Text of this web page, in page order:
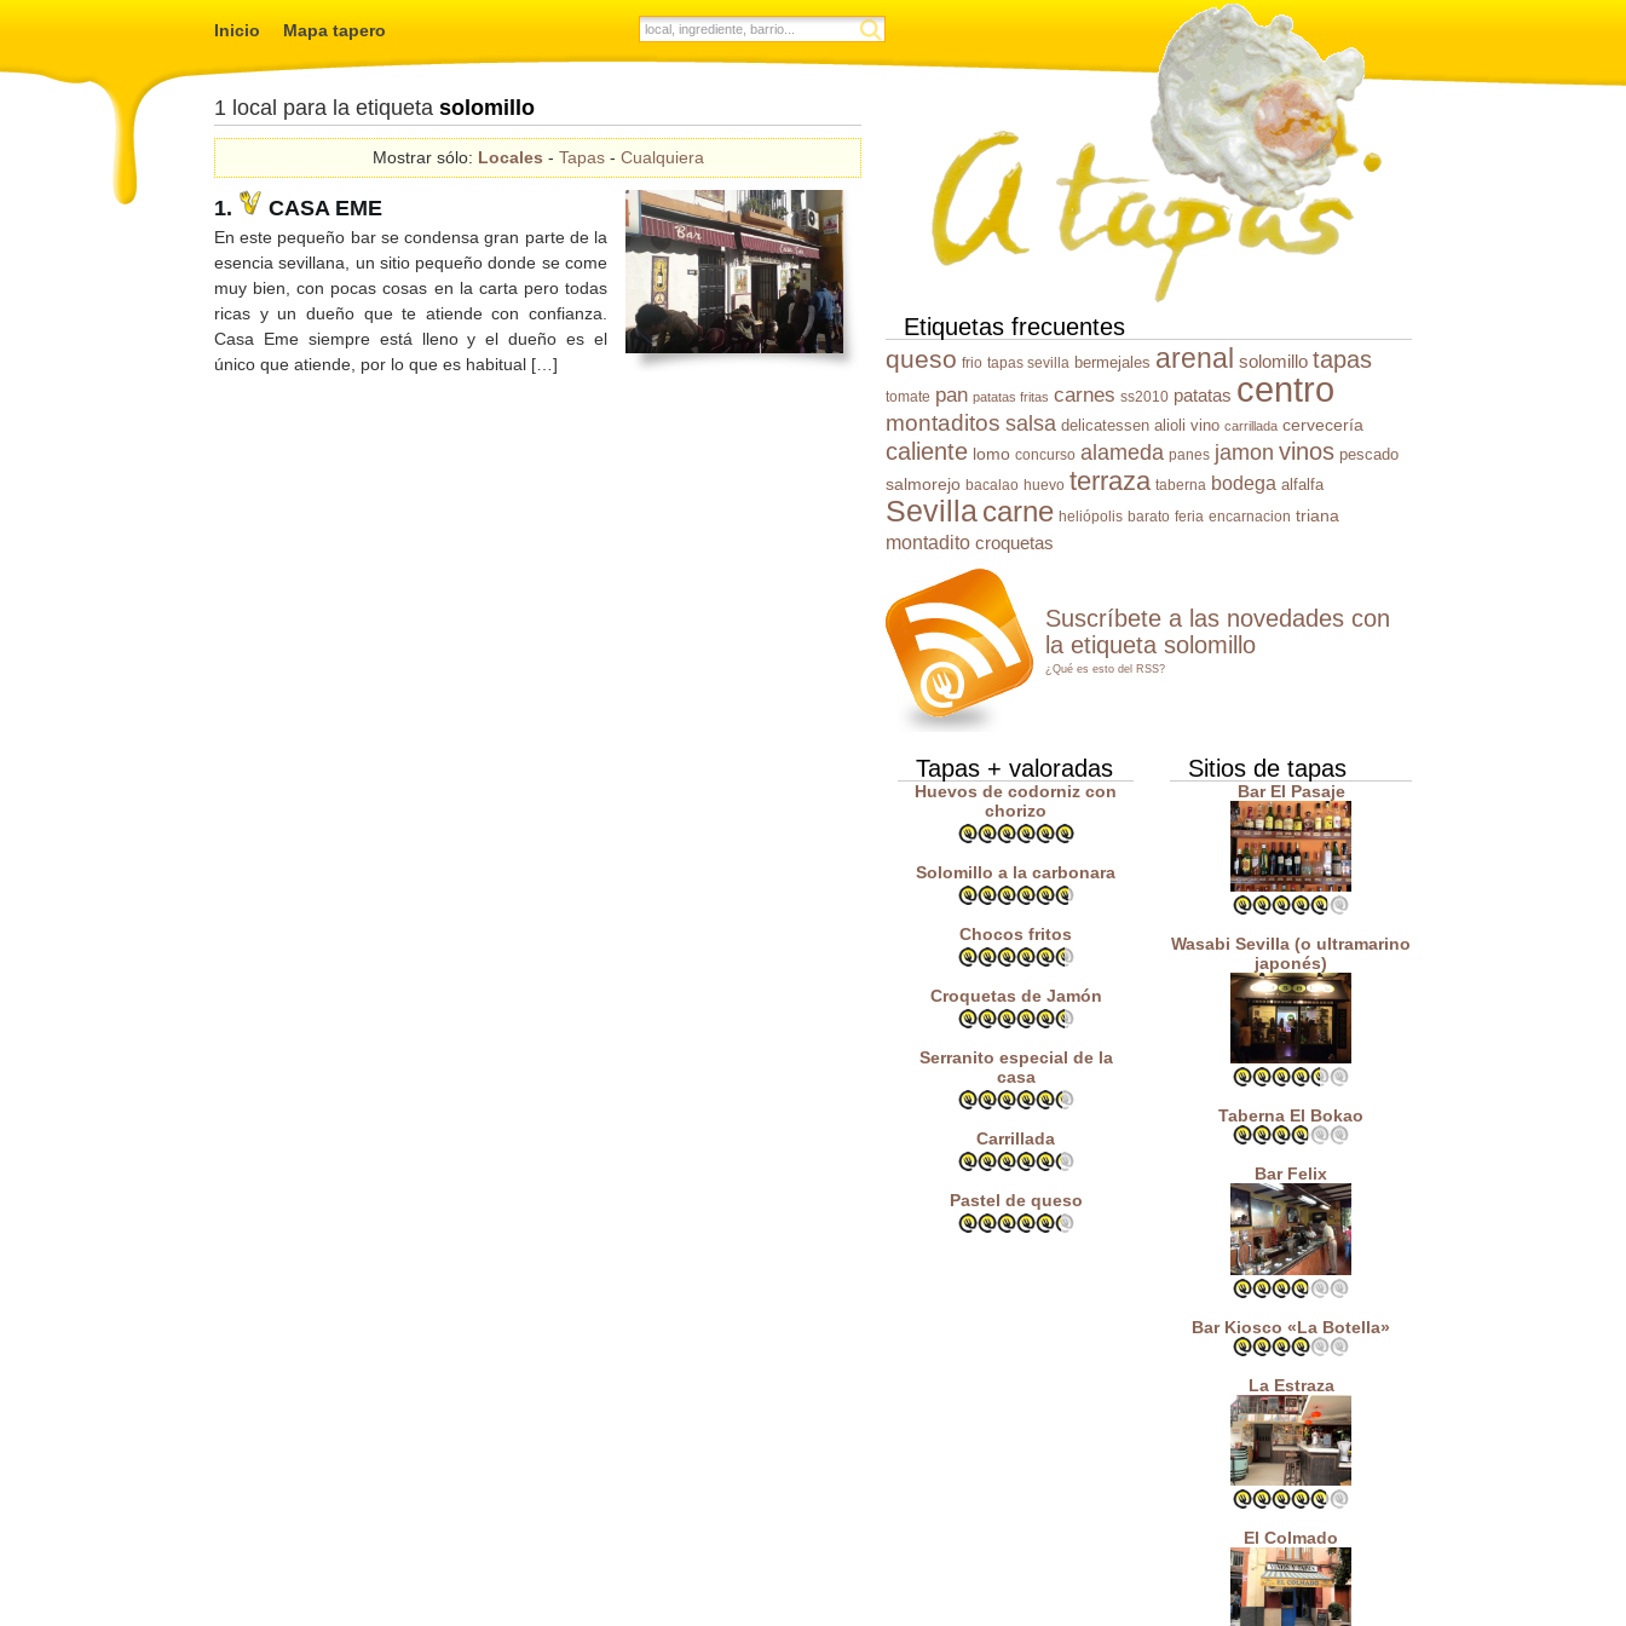
Inicio Mapa tapero
1 local para la etiqueta solomillo
Mostrar sólo: Locales - Tapas- Cualquiera
1. CASA EME
En este pequeño bar se condensa gran parte de la
esencia sevillana, un sitio pequeño donde se come
muy bien, con pocas cosas en la carta pero todas
ricas y un dueño que te atiende con confianza.
Casa Eme siempre está lleno y el dueño es el
único que atiende, por lo que es habitual […]
Etiquetas frecuentes
queso frio tapas sevilla bermejales arenal solomillo tapas
tomate pan patatas fritas carnes ss2010 patatas centro
montaditos salsa delicatessen alioli vino carrillada cervecería
caliente lomo concurso alameda panes jamon vinos pescado
salmorejo bacalao huevo terraza taberna bodega alfalfa
Sevillacarne heliópolis barato feria encarnacion triana
montadito croquetas
Suscríbete a las novedades con
la etiqueta solomillo
¿Qué es esto del RSS?
Tapas + valoradas
Huevos de codorniz con
chorizo
Solomillo a la carbonara
Chocos fritos
Croquetas de Jamón
Serranito especial de la
casa
Carrillada
Pastel de queso
Sitios de tapas
Bar El Pasaje
Wasabi Sevilla (o ultramarino
japonés)
Taberna El Bokao
Bar Felix
Bar Kiosco «La Botella»
La Estraza
El Colmado